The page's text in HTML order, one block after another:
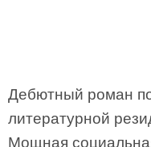
Дебютный роман
литературной
Мощная